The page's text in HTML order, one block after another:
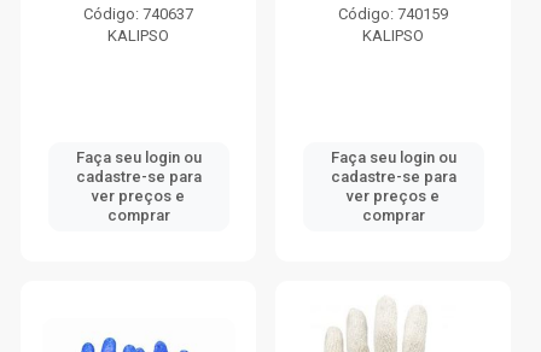
Código: 740637
KALIPSO
Faça seu login ou
cadastre-se para
ver preços e
comprar
Código: 740159
KALIPSO
Faça seu login ou
cadastre-se para
ver preços e
comprar